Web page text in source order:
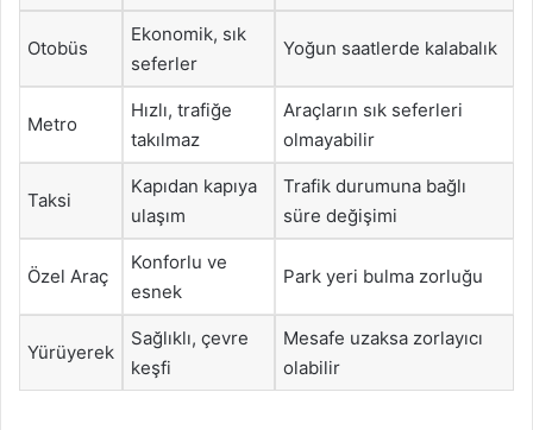
Otobüs
Ekonomik, sık
seferler
Yoğun saatlerde kalabalık
Metro
Hızlı, trafiğe
takılmaz
Araçların sık seferleri
olmayabilir
Taksi
Kapıdan kapıya
ulaşım
Trafik durumuna bağlı
süre değişimi
Özel Araç
Konforlu ve
esnek
Park yeri bulma zorluğu
Yürüyerek
Sağlıklı, çevre
keşfi
Mesafe uzaksa zorlayıcı
olabilir